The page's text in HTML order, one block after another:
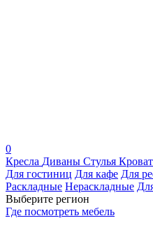
0
Кресла Диваны Стулья
Для гостиниц Для кафе Для
Раскладные Нераскладные
Выберите регион
Где посмотреть мебель